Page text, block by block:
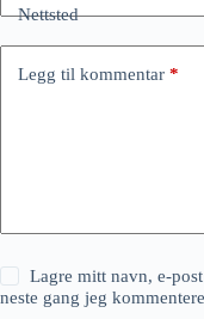
Nettsted
Legg til kommentar *
Lagre mitt navn, e-
neste gang jeg